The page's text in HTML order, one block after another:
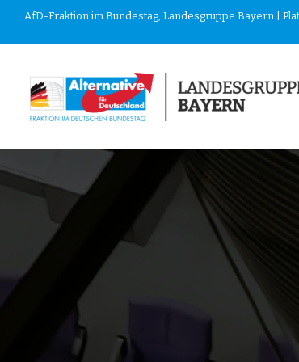
AfD-Fraktion im Bundestag, Landesgruppe Bayern |